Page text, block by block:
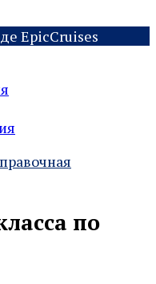
EpicCruises
по